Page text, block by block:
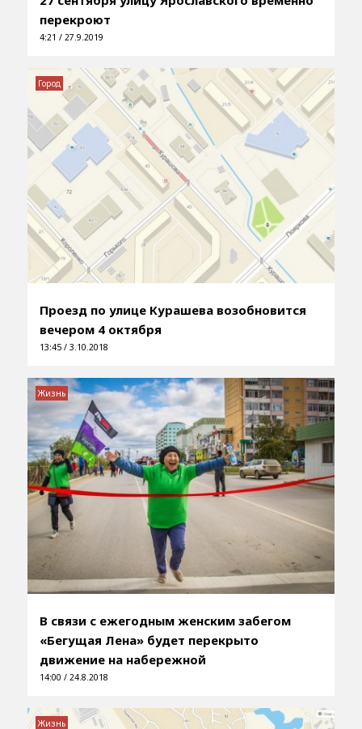
перекроют
4:21 / 27.9.2019
Проезд по улице Курашева возобновится
вечером 4 октября
13:45 / 3.10.2018
Город
В связи с ежегодным женским забегом
«Бегущая Лена» будет перекрыто
движение на набережной
14:00 / 24.8.2018
Жизнь
Жизнь